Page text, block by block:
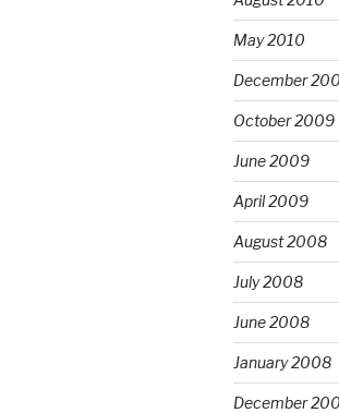
May 2010
December
October 2009
June 2009
April 2009
August 2008
July 2008
June 2008
January 2008
December